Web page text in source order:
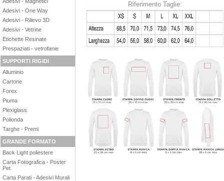
Adesivi - One Way
Adesivi - Rilievo 3D
Adesivi - Vetrine
Etichette Resinate
Prespaziati - vetrofanie
SUPPORTI RIGIDI
Alluminio
Cartone
Forex
Piuma
Plexiglass
Polionda
Targhe - Premi
GRANDE FORMATO
Back Light poliestere
Carta Fotografica - Poster
Pet
Carta Parati - Adesivi Murali
Riferimento Taglie: